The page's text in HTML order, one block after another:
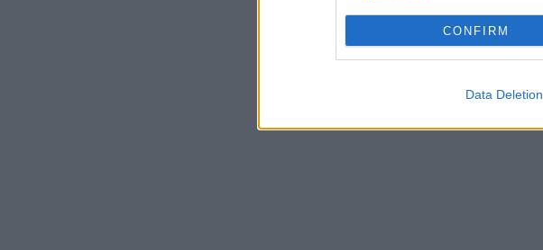
CONFIRM
Data Deletion